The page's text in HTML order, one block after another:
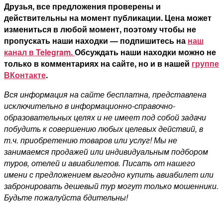
Друзья, все предложения проверены и
действительны на момент публикации. Цена может
измениться в любой момент, поэтому чтобы не
пропускать наши находки — подпишитесь на наш
канал в Telegram.Обсуждать наши находки можно не
только в комментариях на сайте, но и в нашей группе
ВКонтакте.
Вся информация на сайте бесплатна, представлена
исключительно в информационно-справочно-
образовательных целях и не имеет под собой задачи
побудить к совершению любых целевых действий, в
т.ч. приобретению товаров или услуг! Мы не
занимаемся продажей или индивидуальным подбором
туров, отелей и авиабилетов. Писать от нашего
имени с предложением выгодно купить авиабилет или
забронировать дешевый тур могут только мошенники.
Будьте пожалуйста бдительны!